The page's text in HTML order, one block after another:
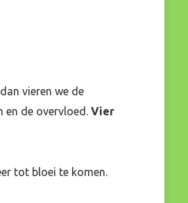
vieren we de
en de overvloed. Vier
tot bloei te komen.